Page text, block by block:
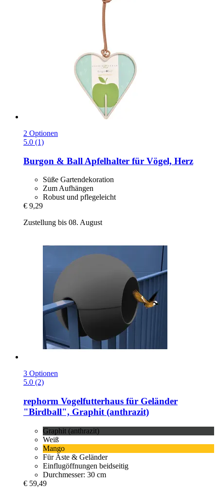
2 Optionen
5.0 (1)
Burgon & Ball Apfelhalter für Vögel, Herz
Süße Gartendekoration
Zum Aufhängen
Robust und pflegeleicht
€ 9,29
Zustellung bis 08. August
3 Optionen
5.0 (2)
rephorm Vogelfutterhaus für Geländer
"Birdball", Graphit (anthrazit)
Graphit (anthrazit)
Weiß
Mango
Für Äste & Geländer
Einflugöffnungen beidseitig
Durchmesser: 30 cm
€ 59,49